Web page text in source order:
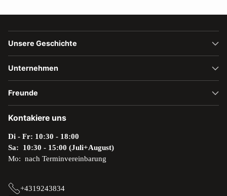
Unsere Geschichte
Unternehmen
Freunde
Kontakiere uns
Di - Fr: 10:30 - 18:00
Sa: 10:30 - 15:00 (Juli+August)
Mo: nach Terminvereinbarung
+4319243834